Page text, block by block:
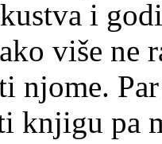
i
više ne
njome.
knjigu pa